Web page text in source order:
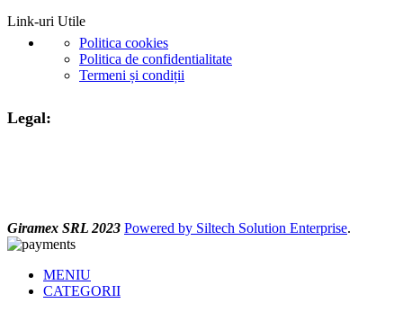
Link-uri Utile
Politica cookies
Politica de confidentialitate
Termeni și condiții
Legal:
Giramex SRL 2023 Powered by Siltech Solution Enterprise.
MENIU
CATEGORII